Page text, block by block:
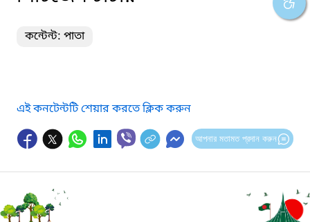
কন্টেন্ট: পাতা
এই কনটেন্টটি শেয়ার করতে ক্লিক করুন
আপনার মতামত প্রদান করুন